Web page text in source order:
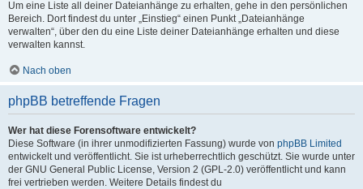
Um eine Liste all deiner Dateianhänge zu erhalten, gehe in den persönlichen
Bereich. Dort findest du unter „Einstieg“ einen Punkt „Dateianhänge
verwalten“, über den du eine Liste deiner Dateianhänge erhalten und diese
verwalten kannst.
Nach oben
phpBB betreffende Fragen
Wer hat diese Forensoftware entwickelt?
Diese Software (in ihrer unmodifizierten Fassung) wurde von phpBB Limited
entwickelt und veröffentlicht. Sie ist urheberrechtlich geschützt. Sie wurde unter
der GNU General Public License, Version 2 (GPL-2.0) veröffentlicht und kann
frei vertrieben werden. Weitere Details findest du